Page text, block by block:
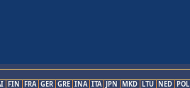
FIN FRA GER GRE INA ITA JPN MKD LTU NED POL